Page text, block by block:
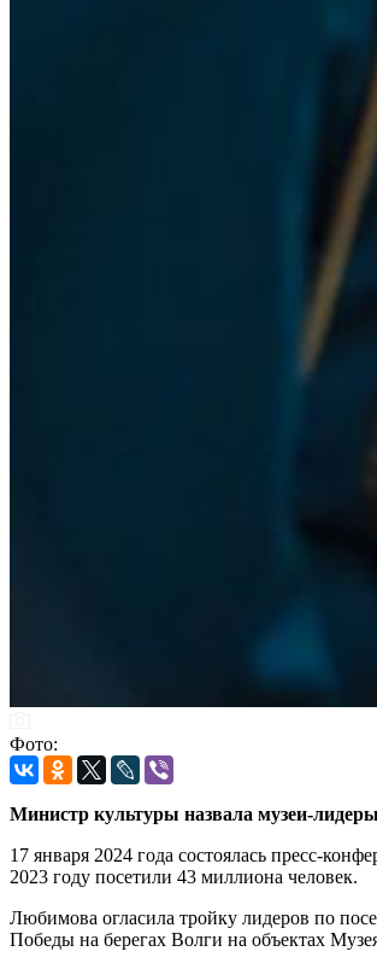
Фото:
Министр культуры назвала музеи-
17 января 2024 года состоялась пресс-
2023 году посетили 43 миллиона человек.
Любимова огласила тройку лидеров по
Победы на берегах Волги на объектах